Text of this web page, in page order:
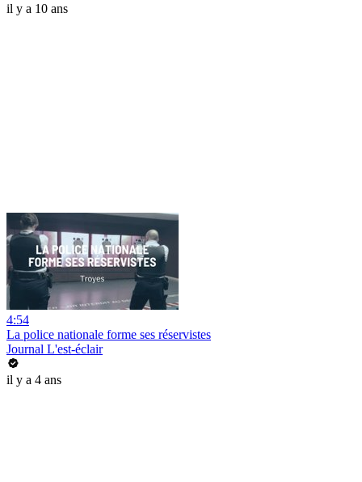
il y a 10 ans
4:54
La police nationale forme ses réservistes
Journal L'est-éclair
il y a 4 ans